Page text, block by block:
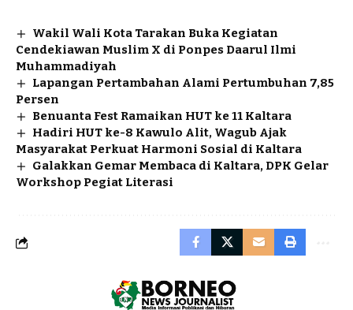
Wakil Wali Kota Tarakan Buka Kegiatan
Cendekiawan Muslim X di Ponpes Daarul Ilmi
Muhammadiyah
Lapangan Pertambahan Alami Pertumbuhan 7,85
Persen
Benuanta Fest Ramaikan HUT ke 11 Kaltara
Hadiri HUT ke-8 Kawulo Alit, Wagub Ajak
Masyarakat Perkuat Harmoni Sosial di Kaltara
Galakkan Gemar Membaca di Kaltara, DPK Gelar
Workshop Pegiat Literasi